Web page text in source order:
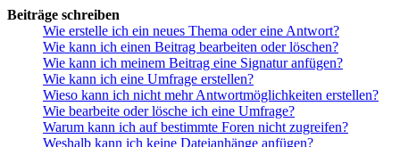
Beiträge schreiben
Wie erstelle ich ein neues Thema oder eine Antwort?
Wie kann ich einen Beitrag bearbeiten oder löschen?
Wie kann ich meinem Beitrag eine Signatur anfügen?
Wie kann ich eine Umfrage erstellen?
Wieso kann ich nicht mehr Antwortmöglichkeiten erstellen?
Wie bearbeite oder lösche ich eine Umfrage?
Warum kann ich auf bestimmte Foren nicht zugreifen?
Weshalb kann ich keine Dateianhänge anfügen?